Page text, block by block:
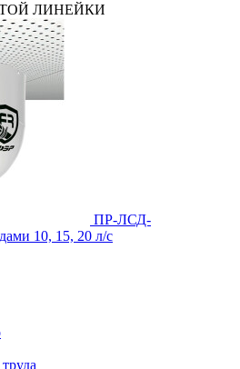
ЛИНЕЙКИ
ПР-ЛСД-
10, 15, 20 л/с